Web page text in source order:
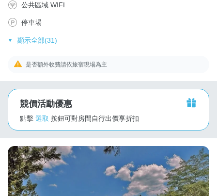
公共區域 WIFI
停車場
顯示全部(31)
是否額外收費請依旅宿現場為主
競價活動優惠
點擊 選取 按鈕可對房間自行出價享折扣